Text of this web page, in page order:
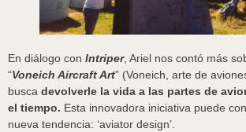
En diálogo con Intriper, Ariel nos contó más
“Voneich Aircraft Art” (Voneich, arte de
busca devolverle la vida a las partes de
el tiempo. Esta innovadora iniciativa puede
nueva tendencia: ‘aviator design’.